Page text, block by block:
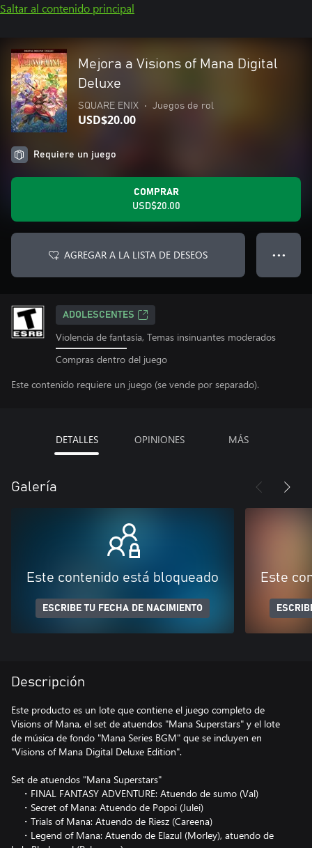
Saltar al contenido principal
Mejora a Visions of Mana Digital
Deluxe
SQUARE ENIX • Juegos de rol
USD$20.00
Requiere un juego
COMPRAR
USD$20.00
AGREGAR A LA LISTA DE DESEOS ● ● ●
ADOLESCENTES
Violencia de fantasía, Temas insinuantes moderados
Compras dentro del juego
Este contenido requiere un juego (se vende por separado).
DETALLES OPINIONES MÁS
Galería
Este contenido está bloqueado
ESCRIBE TU FECHA DE NACIMIENTO
Este
Descripción
Este producto es un lote que contiene el juego completo de
Visions of Mana, el set de atuendos "Mana Superstars" y el lote
de música de fondo "Mana Series BGM" que se incluyen en
"Visions of Mana Digital Deluxe Edition".
Set de atuendos "Mana Superstars"
・FINAL FANTASY ADVENTURE: Atuendo de sumo (Val)
・Secret of Mana: Atuendo de Popoi (Julei)
・Trials of Mana: Atuendo de Riesz (Careena)
・Legend of Mana: Atuendo de Elazul (Morley), atuendo de